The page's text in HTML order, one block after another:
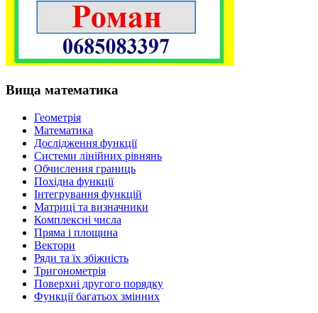
Вища математика
Геометрія
Математика
Дослідження функції
Системи лінійних рівнянь
Обчислення границь
Похідна функції
Інтегрування функцій
Матриці та визначники
Комплексні числа
Пряма і площина
Вектори
Ряди та їх збіжність
Тригонометрія
Поверхні другого порядку
Функції багатьох змінних